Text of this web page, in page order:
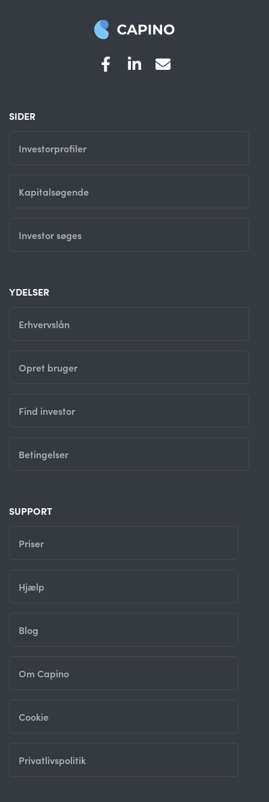
SIDER
Investorprofiler
Kapitalsøgende
Investor søges
YDELSER
Erhvervslån
Opret bruger
Find investor
Betingelser
SUPPORT
Priser
Hjælp
Blog
Om Capino
Cookie
Privatlivspolitik